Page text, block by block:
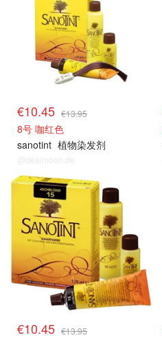
€10.45 €13.95
8号 咖红色
sanotint 植物染发剂
@dealmoon.de
€10.45 €13.95